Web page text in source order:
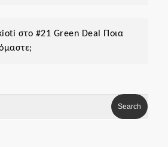
στο #21 Green Deal Ποια